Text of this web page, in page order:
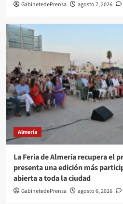
GabinetedePrensa agosto 7, 2026
Almería
La Feria de Almería recupera el
presenta una edición más
abierta a toda la ciudad
GabinetedePrensa agosto 6, 2026